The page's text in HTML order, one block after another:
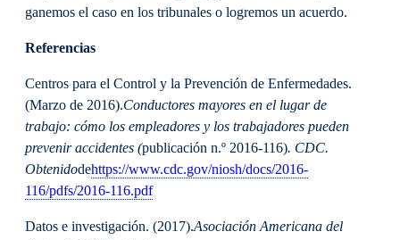
ganemos el caso en los tribunales o logremos un acuerdo.
Referencias
Centros para el Control y la Prevención de Enfermedades.
(Marzo de 2016).Conductores mayores en el lugar de
trabajo: cómo los empleadores y los trabajadores pueden
prevenir accidentes (publicación n.º 2016-116). CDC.
Obtenidodehttps://www.cdc.gov/niosh/docs/2016-
116/pdfs/2016-116.pdf
Datos e investigación. (2017).Asociación Americana del